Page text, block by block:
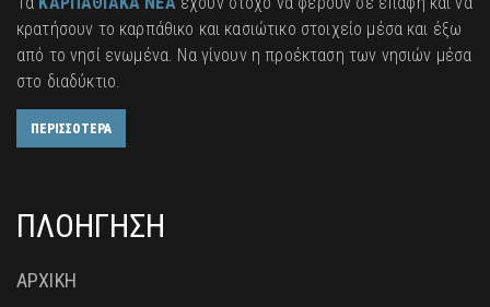
κρατήσουν το καρπάθικο και κασιώτικο στοιχείο μέσα και έξω
από το νησί ενωμένα. Να γίνουν η προέκταση των νησιών μέσα
στο διαδύκτιο.
ΠΕΡΙΣΣΟΤΕΡΑ
ΠΛΟΗΓΗΣΗ
ΑΡΧΙΚΗ